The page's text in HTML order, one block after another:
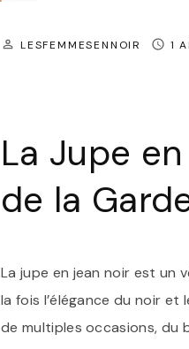
LESFEMMESENNOIR 1
La Jupe
de la
La jupe en jean noir est un
la fois l’élégance du noir
de multiples occasions, du